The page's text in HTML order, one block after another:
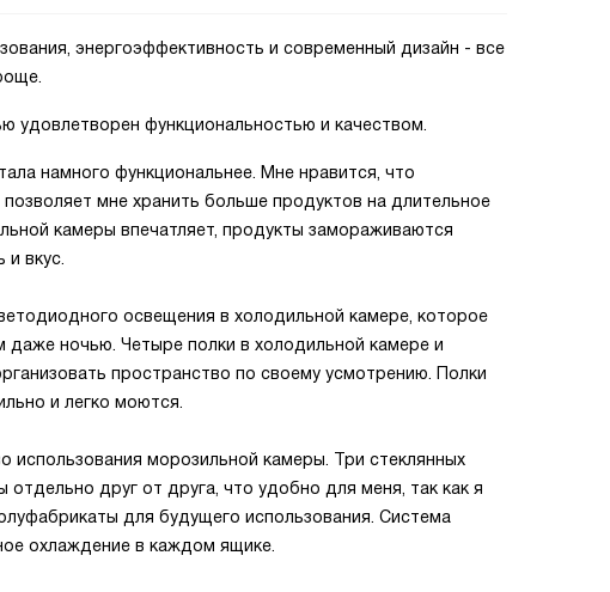
энергоэффективность и современный дизайн - все
удовлетворен функциональностью и качеством.
намного функциональнее. Мне нравится, что
мне хранить больше продуктов на длительное
камеры впечатляет, продукты замораживаются
вкус.
освещения в холодильной камере, которое
даже ночью. Четыре полки в холодильной камере и
пространство по своему усмотрению. Полки
и легко моются.
использования морозильной камеры. Три стеклянных
друг от друга, что удобно для меня, так как я
для будущего использования. Система
охлаждение в каждом ящике.